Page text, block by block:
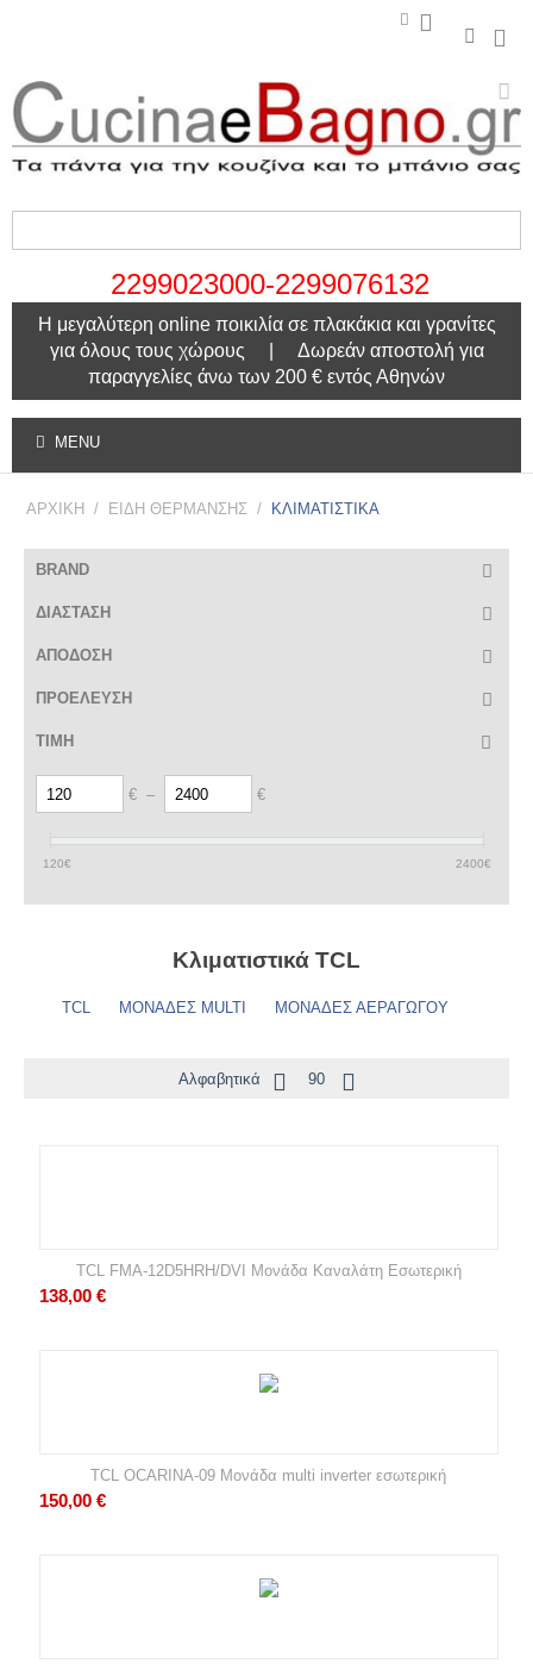
2299023000-2299076132
Η μεγαλύτερη online ποικιλία σε πλακάκια και γρανίτες
για όλους τους χώρους | Δωρεάν αποστολή για
παραγγελίες άνω των 200 € εντός Αθηνών
MENU
ΑΡΧΙΚΗ / ΕΙΔΗ ΘΕΡΜΑΝΣΗΣ / ΚΛΙΜΑΤΙΣΤΙΚΑ
BRAND
ΔΙΑΣΤΑΣΗ
ΑΠΟΔΟΣΗ
ΠΡΟΕΛΕΥΣΗ
ΤΙΜΗ
€ – €
120€ 2400€
Κλιματιστικά TCL
TCL ΜΟΝΑΔΕΣ MULTI ΜΟΝΑΔΕΣ ΑΕΡΑΓΩΓΟΥ
Αλφαβητικά 90
TCL FMA-12D5HRH/DVI Μονάδα Καναλάτη Εσωτερική
138,00 €
TCL OCARINA-09 Μονάδα multi inverter εσωτερική
150,00 €